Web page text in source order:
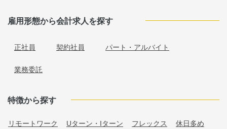
雇用形態から会計求人を探す
正社員 契約社員 パート・アルバイト
業務委託
特徴から探す
リモートワーク Uターン・Iターン フレックス 休日多め